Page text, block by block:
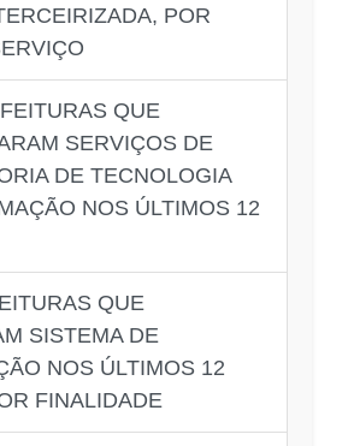
POR
QUE
SERVIÇOS DE
DE TECNOLOGIA
NOS ÚLTIMOS 12
QUE
SISTEMA DE
NOS ÚLTIMOS 12
FINALIDADE